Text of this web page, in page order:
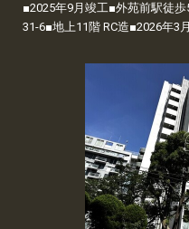
■2025年9月竣工■外苑前駅徒
31-6■地上11階 RC造■2026年3